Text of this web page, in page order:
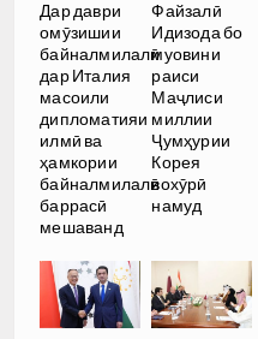
Дар даври
омӯзишии
байналмилалӣ
дар Италия
масоили
дипломатияи
илмӣ ва
ҳамкории
байналмилалӣ
баррасӣ
мешаванд
Файзалӣ
Идизода бо
муовини
раиси
Маҷлиси
миллии
Ҷумҳурии
Корея
вохӯрӣ
намуд